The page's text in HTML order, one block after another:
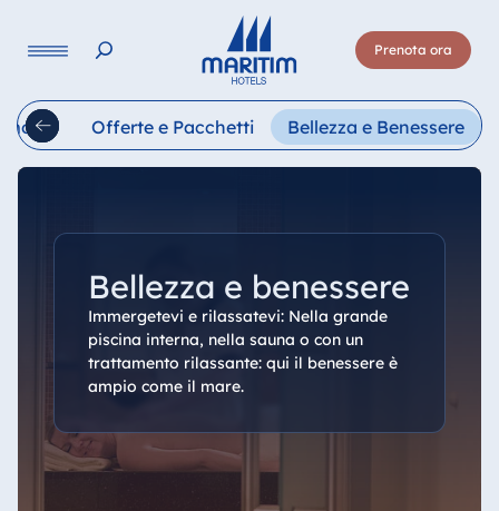
Prenota ora
Français Italiano
Offerte e Pacchetti Bellezza e Benessere
Bellezza e benessere
Immergetevi e rilassatevi: Nella grande
piscina interna, nella sauna o con un
trattamento rilassante: qui il benessere è
ampio come il mare.